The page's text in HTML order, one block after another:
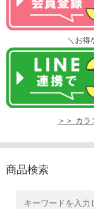
＼お得
＞＞ カラ
商品検索